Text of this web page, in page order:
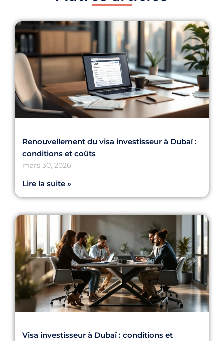
Renouvellement du visa investisseur à Dubaï :
conditions et coûts
mars 30, 2026
Lire la suite »
Visa investisseur à Dubaï : conditions et